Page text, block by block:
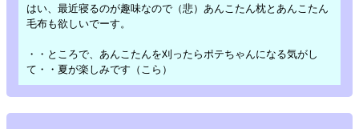
はい、最近寝るのが趣味なので（悲）あんこたん枕とあんこたん
毛布も欲しいでーす。
・・ところで、あんこたんを刈ったらポテちゃんになる気がし
て・・夏が楽しみです（こら）